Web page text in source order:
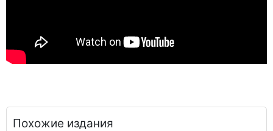
Похожие издания